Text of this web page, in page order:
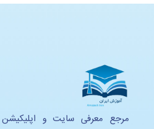
مرجع معرفی سایت و